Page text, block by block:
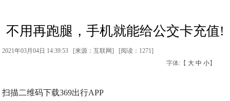
不用再跑腿，手机就能给公交卡充值!
2021年03月04日 14:39:53 [来源：互联网] [阅读：1271]
字体:【 大 中 小】
扫描二维码下载369出行APP